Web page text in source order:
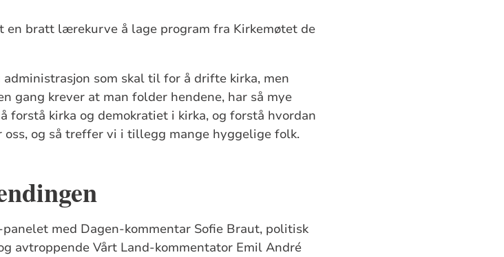
bratt lærekurve å lage program fra Kirkemøtet de
som skal til for å drifte kirka, men
gang krever at man folder hendene, har så mye
forstå kirka og demokratiet i kirka, og forstå hvordan
og så treffer vi i tillegg mange hyggelige folk.
med Dagen-kommentar Sofie Braut, politisk
avtroppende Vårt Land-kommentator Emil André